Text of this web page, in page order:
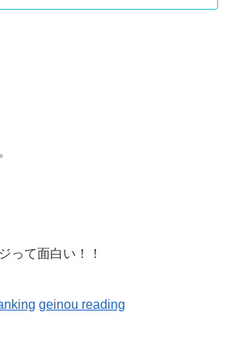
って面白い！！
geinou reading